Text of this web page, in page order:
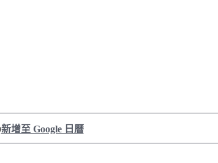
新增至 Google 日曆